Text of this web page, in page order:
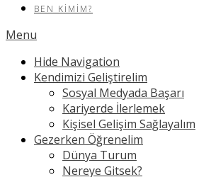
BEN KIMIM?
Menu
Hide Navigation
Kendimizi Geliştirelim
Sosyal Medyada Başarı
Kariyerde İlerlemek
Kişisel Gelişim Sağlayalım
Gezerken Öğrenelim
Dünya Turum
Nereye Gitsek?